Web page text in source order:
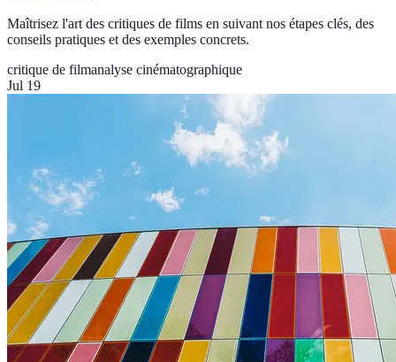
Maîtrisez l'art des critiques de films en suivant nos étapes clés, des
conseils pratiques et des exemples concrets.
critique de filmanalyse cinématographique
Jul 19